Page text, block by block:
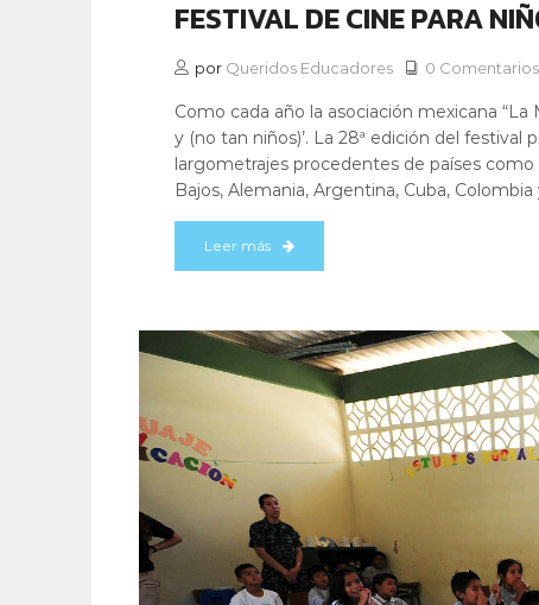
FESTIVAL DE CINE PARA
por Queridos Educadores 0 Comentarios
Como cada año la asociación mexicana
y (no tan niños)’. La 28ª edición del
largometrajes procedentes de países como
Bajos, Alemania, Argentina, Cuba,
Leer más